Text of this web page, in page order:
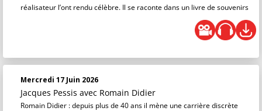
réalisateur l’ont rendu célèbre. Il se raconte dans un livre de souvenirs
Mercredi 17 Juin 2026
Jacques Pessis avec Romain Didier
Romain Didier : depuis plus de 40 ans il mène une carrière discrète